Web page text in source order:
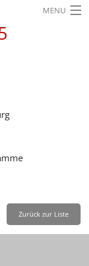
MENU
Leichte Sprache
Zurück zur Liste